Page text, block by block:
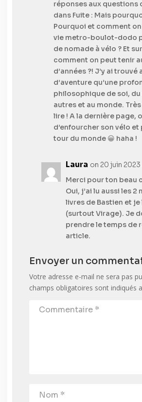
réponses aux questions
dans Fuite : Mais
Pourquoi et comment
vie metro-boulot-dodo
de nomade à vélo ? Et
comment on peut tenir
d’années ?! J’y ai trouvé
d’aventure qu’une
philosophique de soi,
autres et au monde.
lire ! A la dernière page,
d’enfourcher son vélo
tour du monde 😀 haha !
Laura on 20 juin 2023
Merci pour ton beau
Oui, j’ai lu aussi les 2
livres de Bastien et
(surtout Virage). Je
prendre le temps de
article.
Envoyer un
Votre adresse e-mail ne sera pas
champs obligatoires sont indiqués